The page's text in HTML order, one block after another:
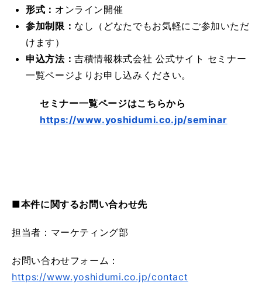
形式： オンライン開催
参加制限： なし（どなたでもお気軽にご参加いただ
けます）
申込方法：吉積情報株式会社 公式サイト セミナー
一覧ページよりお申し込みください。
セミナー一覧ページはこちらから
https://www.yoshidumi.co.jp/seminar
■本件に関するお問い合わせ先
担当者：マーケティング部
お問い合わせフォーム：
https://www.yoshidumi.co.jp/contact